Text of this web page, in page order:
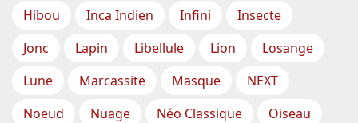
Hibou
Inca Indien Infini
Insecte
Jonc
Lapin Libellule Lion
Losange
Lune
Marcassite Masque
NEXT
Noeud
Nuage Néo Classique
Oiseau